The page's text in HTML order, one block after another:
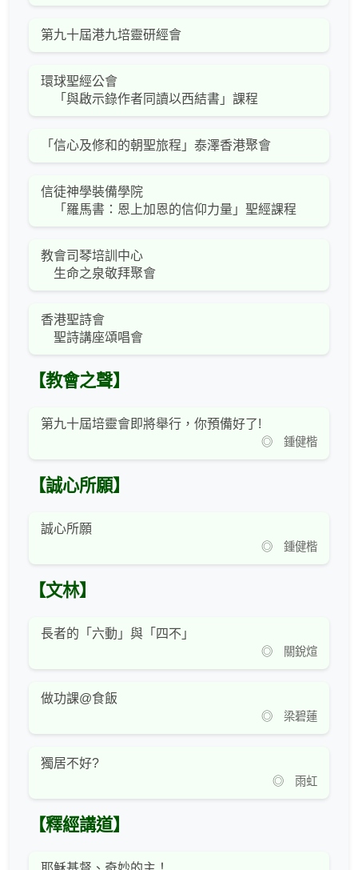
第九十屆港九培靈研經會
環球聖經公會
「與啟示錄作者同讀以西結書」課程
「信心及修和的朝聖旅程」泰澤香港聚會
信徒神學裝備學院
「羅馬書：恩上加恩的信仰力量」聖經課程
教會司琴培訓中心
生命之泉敬拜聚會
香港聖詩會
聖詩講座頌唱會
【教會之聲】
第九十屆培靈會即將舉行，你預備好了!
◎ 鍾健楷
【誠心所願】
誠心所願
◎ 鍾健楷
【文林】
長者的「六動」與「四不」
◎ 關銳煊
做功課@食飯
◎ 梁碧蓮
獨居不好?
◎ 雨虹
【釋經講道】